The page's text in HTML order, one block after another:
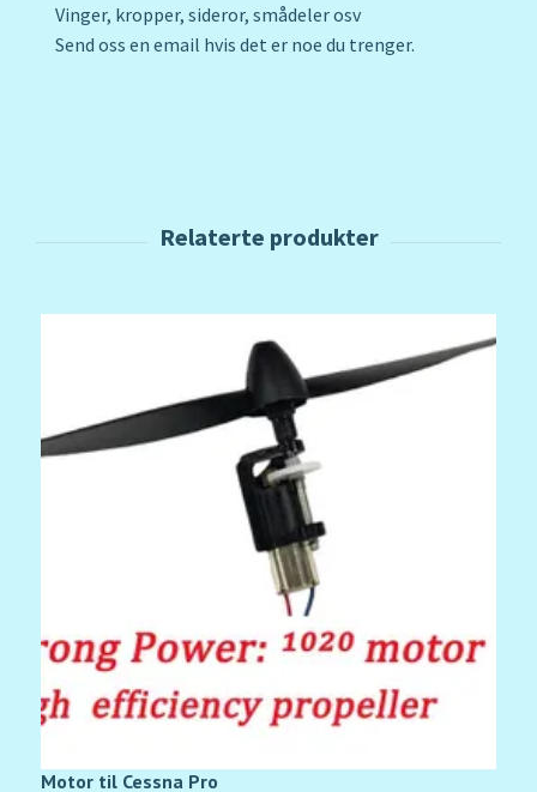
Vinger, kropper, sideror, smådeler osv
Send oss en email hvis det er noe du trenger.
Motor til Cessna Pro